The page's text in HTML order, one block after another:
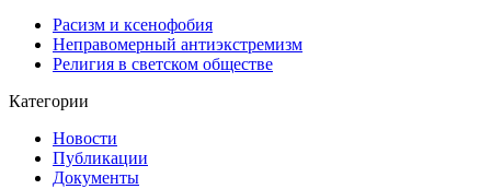
Расизм и ксенофобия
Неправомерный антиэкстремизм
Религия в светском обществе
Категории
Новости
Публикации
Документы